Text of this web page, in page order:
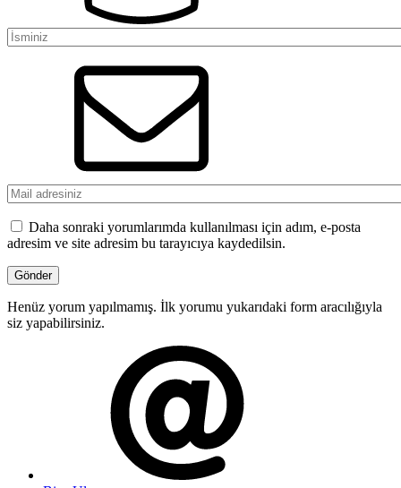
Daha sonraki yorumlarımda kullanılması için adım, e-posta
adresim ve site adresim bu tarayıcıya kaydedilsin.
Henüz yorum yapılmamış. İlk yorumu yukarıdaki form aracılığıyla
siz yapabilirsiniz.